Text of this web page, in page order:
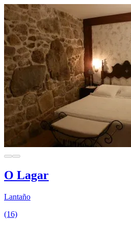
O Lagar
Lantaño
(16)